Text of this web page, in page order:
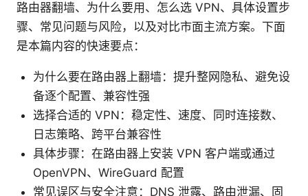
路由器翻墙、为什么要用、怎么选 VPN、具体设置步
骤、常见问题与风险，以及对比市面主流方案。下面
是本篇内容的快速要点：
为什么要在路由器上翻墙：提升整网隐私、避免设
备逐个配置、兼容性强
选择合适的 VPN：稳定性、速度、同时连接数、
日志策略、跨平台兼容性
具体步骤：在路由器上安装 VPN 客户端或通过
OpenVPN、WireGuard 配置
常见误区与安全注意：DNS 泄露、路由泄漏、固